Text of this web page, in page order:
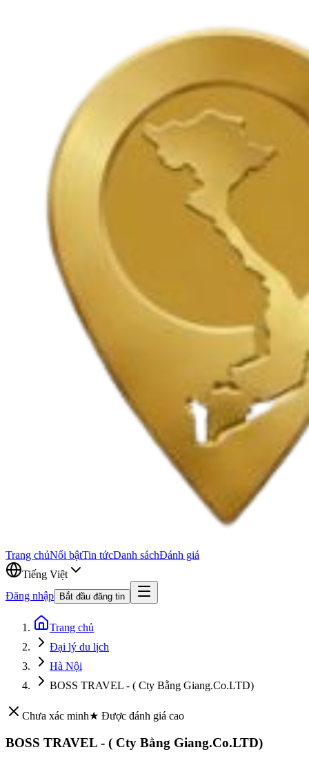
Trang chủNổi bậtTin tứcDanh sáchĐánh giá
Tiếng Việt
Đăng nhập
Bắt đầu đăng tin
Trang chủ
Đại lý du lịch
Hà Nội
BOSS TRAVEL - ( Cty Bằng Giang.Co.LTD)
Chưa xác minh★ Được đánh giá cao
BOSS TRAVEL - ( Cty Bằng Giang.Co.LTD)